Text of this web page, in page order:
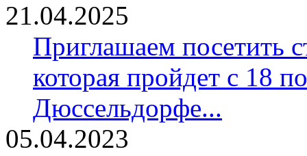
21.04.2025
Приглашаем посетить
которая пройдет с 18
Дюссельдорфе...
05.04.2023